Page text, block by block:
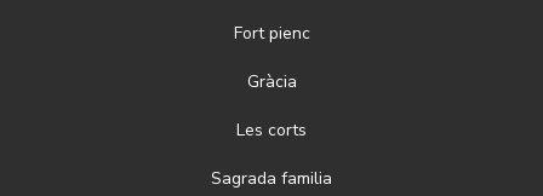
Fort pienc
Gràcia
Les corts
Sagrada familia